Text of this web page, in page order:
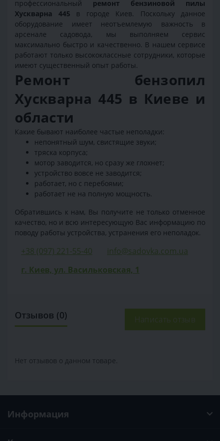
профессиональный ремонт бензиновой пилы
Хускварна 445
в городе Киев. Поскольку данное
оборудование имеет неотъемлемую важность в
арсенале садовода, мы выполняем сервис
максимально быстро и качественно. В нашем сервисе
работают только высококлассные сотрудники, которые
имеют существенный опыт работы.
Ремонт бензопил
Хускварна 445 в Киеве и
области
Какие бывают наиболее частые неполадки:
непонятный шум, свистящие звуки;
тряска корпуса;
мотор заводится, но сразу же глохнет;
устройство вовсе не заводится;
работает, но с перебоями;
работает не на полную мощность.
Обратившись к нам, Вы получите не только отменное
качество, но и всю интересующую Вас информацию по
поводу работы устройства, устранения его неполадок.
+38 (097) 221-55-40
info@sadovka.com.ua
г. Киев, ул. Васильковская, 1
Отзывов (0) Написать отзыв
Нет отзывов о данном товаре.
Информация